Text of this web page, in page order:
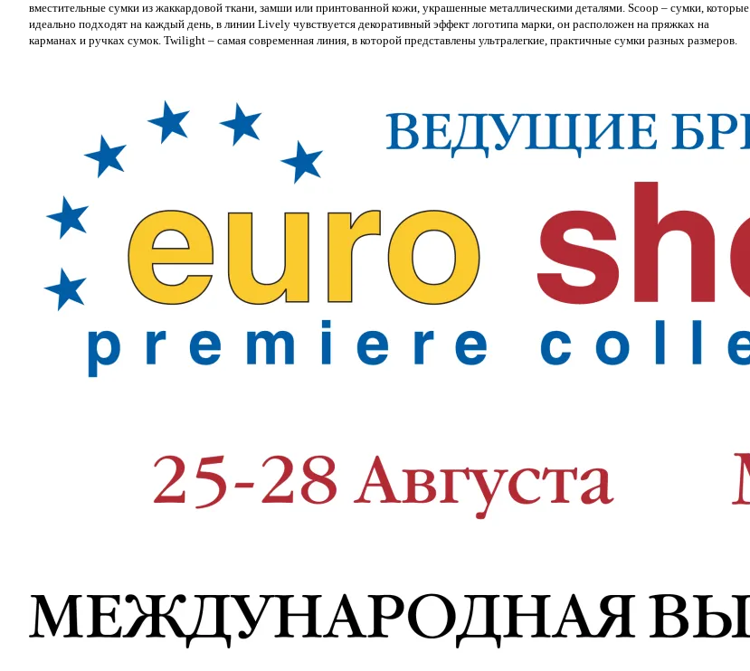
вместительные сумки из жаккардовой ткани, замши или принтованной кожи, украшенные металлическими деталями. Scoop – сумки, которые
идеально подходят на каждый день, в линии Lively чувствуется декоративный эффект логотипа марки, он расположен на пряжках на
карманах и ручках сумок. Twilight – самая современная линия, в которой представлены ультралегкие, практичные сумки разных размеров.